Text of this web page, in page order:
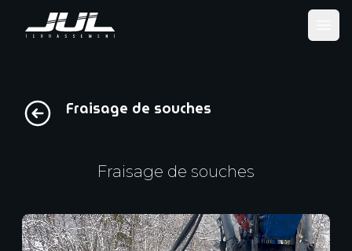
Fraisage de souches
Fraisage de souches